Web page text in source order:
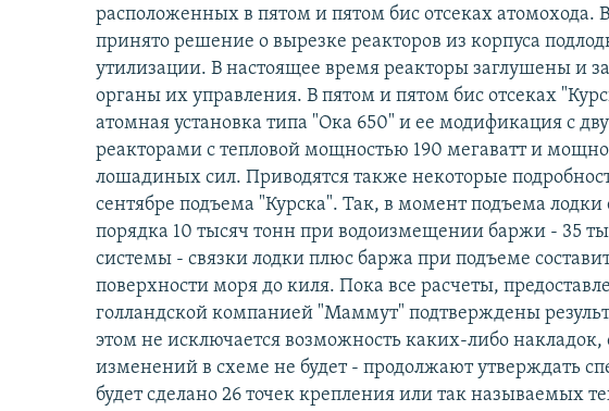
расположенных в пятом и пятом бис отсеках атомохода.
принято решение о вырезке реакторов из корпуса
утилизации. В настоящее время реакторы заглушены и
органы их управления. В пятом и пятом бис отсеках
атомная установка типа "Ока 650" и ее модификация с
реакторами с тепловой мощностью 190 мегаватт и
лошадиных сил. Приводятся также некоторые
сентябре подъема "Курска". Так, в момент подъема лодки
порядка 10 тысяч тонн при водоизмещении баржи - 35
системы - связки лодки плюс баржа при подъеме
поверхности моря до киля. Пока все расчеты,
голландской компанией "Маммут" подтверждены
этом не исключается возможность каких-либо
изменений в схеме не будет - продолжают утверждать
будет сделано 26 точек крепления или так называемых